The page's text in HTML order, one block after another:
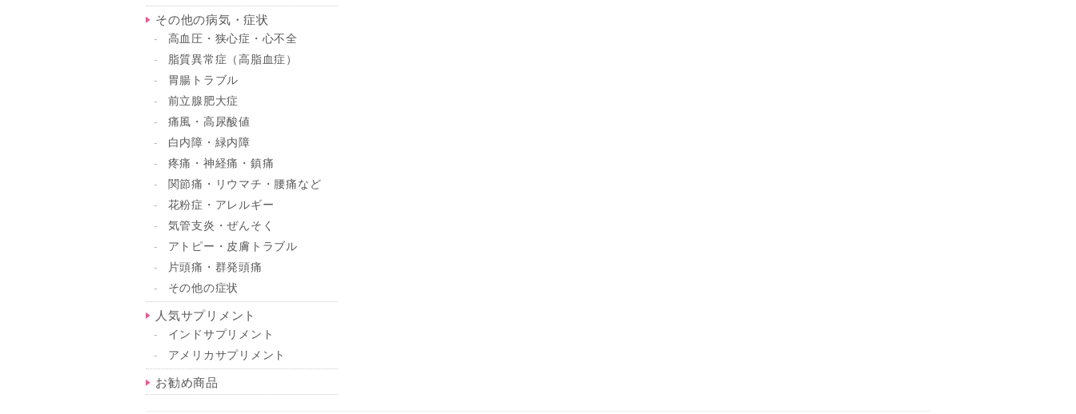
その他の病気・症状
高血圧・狭心症・心不全
脂質異常症（高脂血症）
胃腸トラブル
前立腺肥大症
痛風・高尿酸値
白内障・緑内障
疼痛・神経痛・鎮痛
関節痛・リウマチ・腰痛など
花粉症・アレルギー
気管支炎・ぜんそく
アトピー・皮膚トラブル
片頭痛・群発頭痛
その他の症状
人気サプリメント
インドサプリメント
アメリカサプリメント
お勧め商品